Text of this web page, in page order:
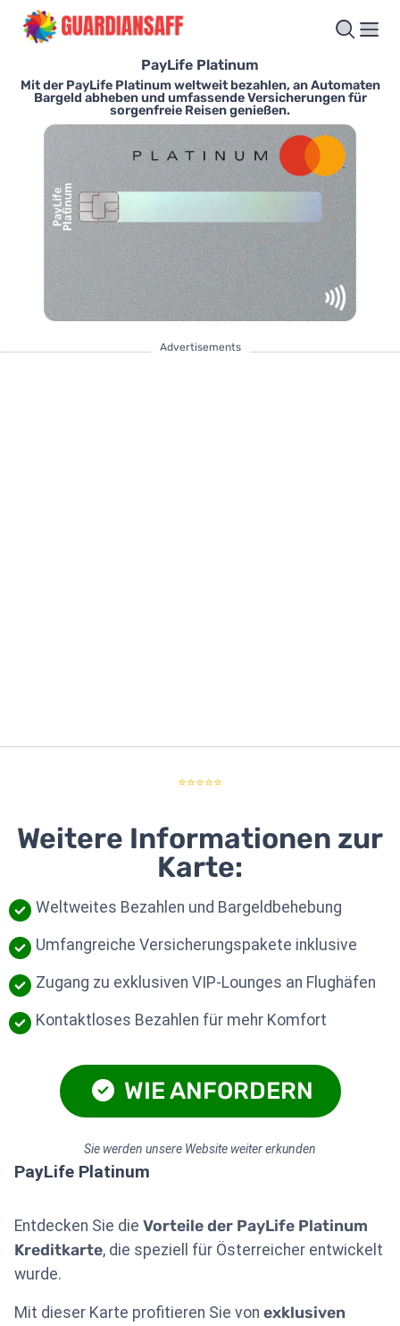
PayLife Platinum
Mit der PayLife Platinum weltweit bezahlen, an Automaten
Bargeld abheben und umfassende Versicherungen für
sorgenfreie Reisen genießen.
Advertisements
⭐⭐⭐⭐⭐
Weitere Informationen zur
Karte:
Weltweites Bezahlen und Bargeldbehebung
Umfangreiche Versicherungspakete inklusive
Zugang zu exklusiven VIP-Lounges an Flughäfen
Kontaktloses Bezahlen für mehr Komfort
WIE ANFORDERN
Sie werden unsere Website weiter erkunden
PayLife Platinum
Entdecken Sie die Vorteile der PayLife Platinum
Kreditkarte, die speziell für Österreicher entwickelt
wurde.
Mit dieser Karte profitieren Sie von exklusiven